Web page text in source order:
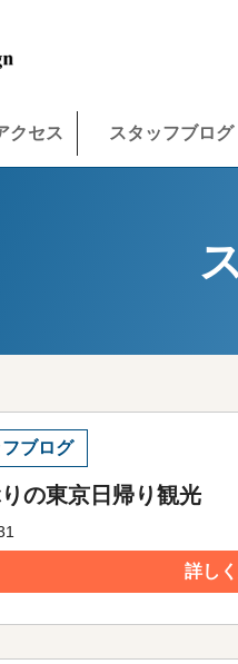
クセス スタッフブログ
ブログ
の東京日帰り観光
詳し